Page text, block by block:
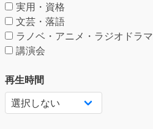
実用・資格
文芸・落語
ラノベ・アニメ・ラジオドラマ
講演会
再生時間